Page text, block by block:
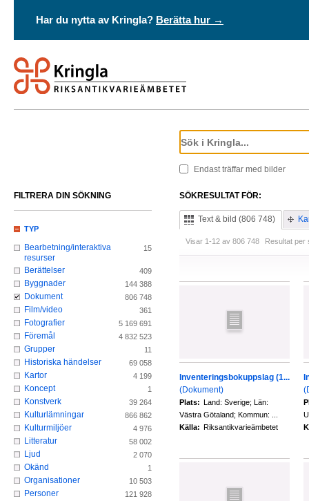
Har du nytta av Kringla? Berätta hur →
Endast träffar med bilder
SÖKRESULTAT FÖR:
Text & bild (806 748)
Visar 1-12 av 806 748 Resultat per
Inventeringsbokuppslag (1...
(Dokument)
Plats: Land: Sverige; Län:
Västra Götaland; Kommun: ...
Källa: Riksantikvarieämbetet
FILTRERA DIN SÖKNING
TYP
Bearbetning/interaktiva
resurser
15
Berättelser 409
Byggnader 144 388
Dokument 806 748
Film/video 361
Fotografier 5 169 691
Föremål 4 832 523
Grupper 11
Historiska händelser 69 058
Kartor 4 199
Koncept 1
Konstverk 39 264
Kulturlämningar 866 862
Kulturmiljöer 4 976
Litteratur 58 002
Ljud 2 070
Okänd 1
Organisationer 10 503
Personer 121 928